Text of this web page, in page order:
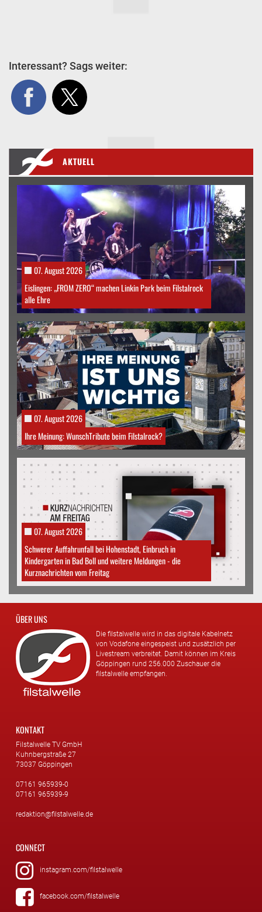
Interessant? Sags weiter:
AKTUELL
07. August 2026
Eislingen: „FROM ZERO“ machen Linkin Park beim Filstalrock
alle Ehre
07. August 2026
Ihre Meinung: WunschTribute beim Filstalrock?
07. August 2026
Schwerer Auffahrunfall bei Hohenstadt, Einbruch in
Kindergarten in Bad Boll und weitere Meldungen - die
Kurznachrichten vom Freitag
ÜBER UNS
Die filstalwelle wird in das digitale Kabelnetz
von Vodafone eingespeist und zusätzlich per
Livestream verbreitet. Damit können im Kreis
Göppingen rund 256.000 Zuschauer die
filstalwelle empfangen.
KONTAKT
Filstalwelle TV GmbH
Kuhnbergstraße 27
73037 Göppingen
07161 965939-0
07161 965939-9
redaktion@filstalwelle.de
CONNECT
instagram.com/filstalwelle
facebook.com/filstalwelle